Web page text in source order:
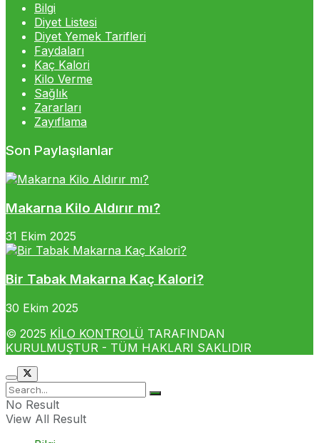
Bilgi
Diyet Listesi
Diyet Yemek Tarifleri
Faydaları
Kaç Kalori
Kilo Verme
Sağlık
Zararları
Zayıflama
Son Paylaşılanlar
Makarna Kilo Aldırır mı?
31 Ekim 2025
Bir Tabak Makarna Kaç Kalori?
30 Ekim 2025
© 2025 KİLO KONTROLÜ TARAFINDAN
KURULMUŞTUR - TÜM HAKLARI SAKLIDIR
No Result
View All Result